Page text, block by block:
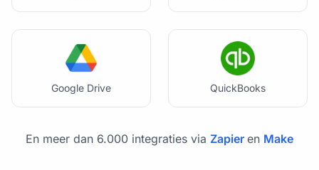
Google Drive QuickBooks
En meer dan 6.000 integraties via Zapier en Make